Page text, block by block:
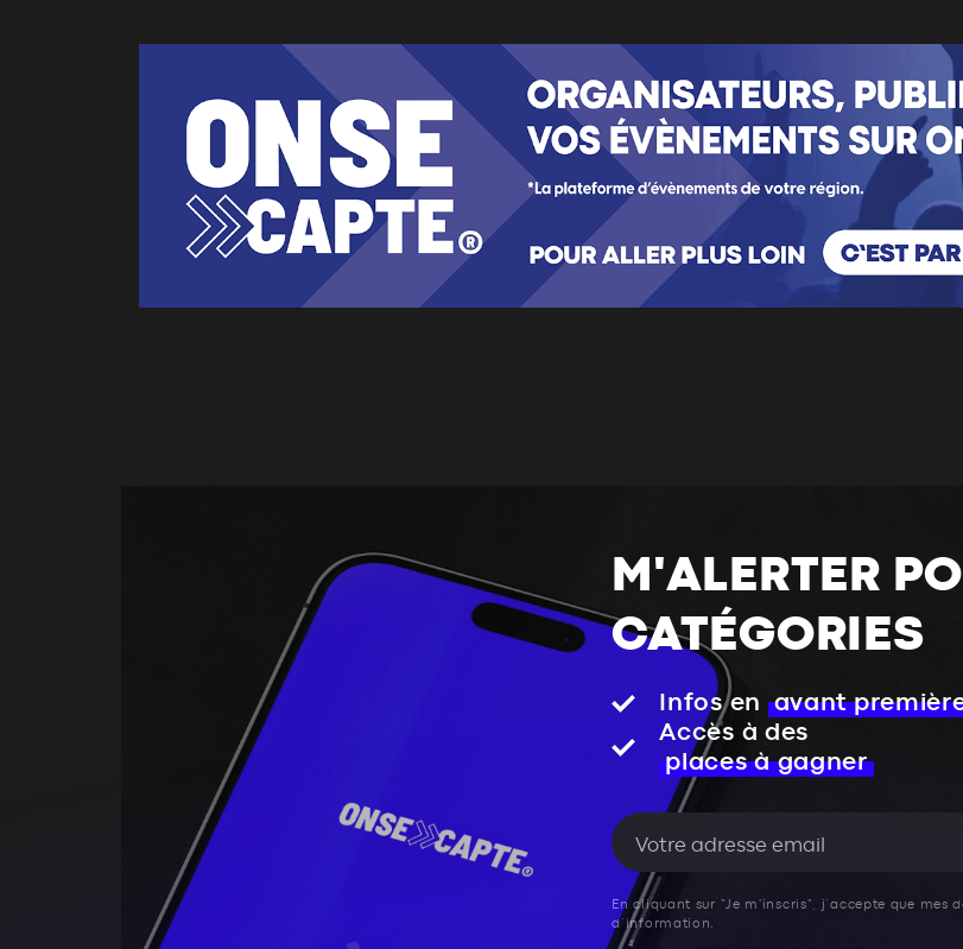
M'ALERTER
CATÉGORIES
Infos en avant
Accès à des
places à gagner
En cliquant sur "Je m'inscris", j’accepte que mes
d’information.